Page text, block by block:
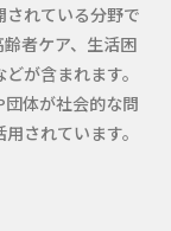
れている分野で
者ケア、生活困
が含まれます。
体が社会的な問
されています。